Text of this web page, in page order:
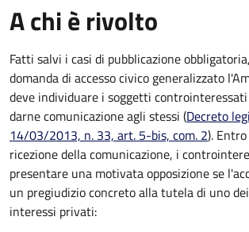
A chi è rivolto
Fatti salvi i casi di pubblicazione
domanda di accesso civico generalizzato
deve individuare i soggetti
darne comunicazione agli stessi (Decreto
14/03/2013, n. 33, art. 5-bis, com. 2).
ricezione della comunicazione, i
presentare una motivata opposizione se
un pregiudizio concreto alla tutela di uno
interessi privati: